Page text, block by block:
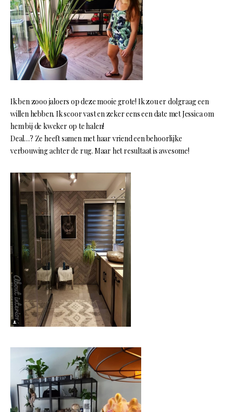
Ik ben zooo jaloers op deze mooie grote! Ik zou er dolgraag een
willen hebben. Ik scoor vast en zeker eens een date met Jessica om
hem bij de kweker op te halen!
Deal…? Ze heeft samen met haar vriend een behoorlijke
verbouwing achter de rug. Maar het resultaat is awesome!